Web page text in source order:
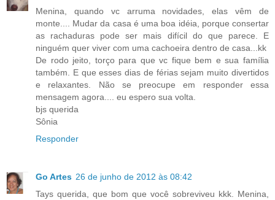
Menina, quando vc arruma novidades, elas vêm de
monte.... Mudar da casa é uma boa idéia, porque consertar
as rachaduras pode ser mais difícil do que parece. E
ninguém quer viver com uma cachoeira dentro de casa...kk
De rodo jeito, torço para que vc fique bem e sua família
também. E que esses dias de férias sejam muito divertidos
e relaxantes. Não se preocupe em responder essa
mensagem agora.... eu espero sua volta.
bjs querida
Sônia
Responder
Go Artes 26 de junho de 2012 às 08:42
Tays querida, que bom que você sobreviveu kkk. Menina,